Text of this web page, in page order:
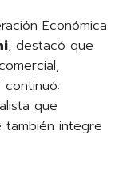
Económica
, destacó que
continuó:
que
también integre